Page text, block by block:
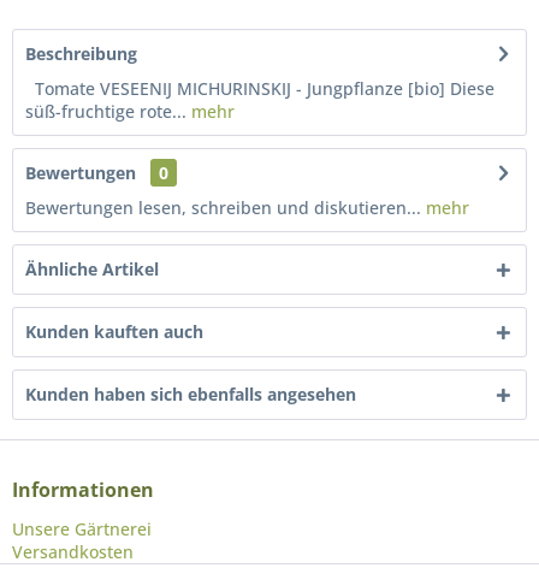
Beschreibung
Tomate VESEENIJ MICHURINSKIJ - Jungpflanze [bio] Diese
süß-fruchtige rote... mehr
Bewertungen
0
Bewertungen lesen, schreiben und diskutieren... mehr
Ähnliche Artikel
Kunden kauften auch
Kunden haben sich ebenfalls angesehen
Informationen
Unsere Gärtnerei
Versandkosten